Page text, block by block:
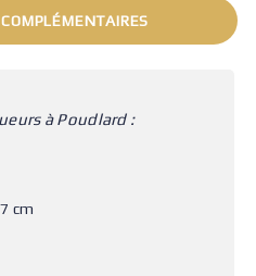
à Poudlard :
cm